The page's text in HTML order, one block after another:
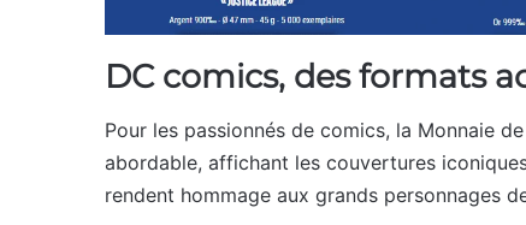
DC comics, des formats
Pour les passionnés de comics, la Monnaie
abordable, affichant les couvertures
rendent hommage aux grands personnages